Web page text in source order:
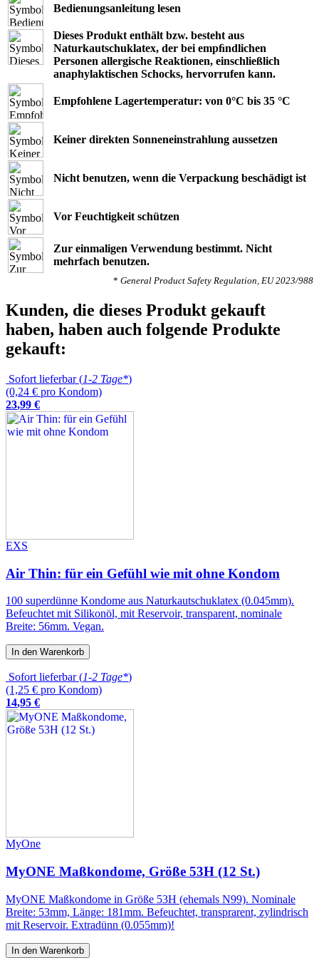
Bedienungsanleitung lesen
Dieses Produkt enthält bzw. besteht aus
Naturkautschuklatex, der bei empﬁndlichen
Personen allergische Reaktionen, einschließlich
anaphylaktischen Schocks, hervorrufen kann.
Empfohlene Lagertemperatur: von 0°C bis 35 °C
Keiner direkten Sonneneinstrahlung aussetzen
Nicht benutzen, wenn die Verpackung beschädigt ist
Vor Feuchtigkeit schützen
Zur einmaligen Verwendung bestimmt. Nicht
mehrfach benutzen.
* General Product Safety Regulation, EU 2023/988
Kunden, die dieses Produkt gekauft
haben, haben auch folgende Produkte
gekauft:
Sofort lieferbar (1-2 Tage*)
(0,24 € pro Kondom)
23,99 €
EXS
Air Thin: für ein Gefühl wie mit ohne Kondom
100 superdünne Kondome aus Naturkautschuklatex (0.045mm).
Befeuchtet mit Silikonöl, mit Reservoir, transparent, nominale
Breite: 56mm. Vegan.
In den Warenkorb
Sofort lieferbar (1-2 Tage*)
(1,25 € pro Kondom)
14,95 €
MyOne
MyONE Maßkondome, Größe 53H (12 St.)
MyONE Maßkondome in Größe 53H (ehemals N99). Nominale
Breite: 53mm, Länge: 181mm. Befeuchtet, transprarent, zylindrisch
mit Reservoir. Extradünn (0.055mm)!
In den Warenkorb